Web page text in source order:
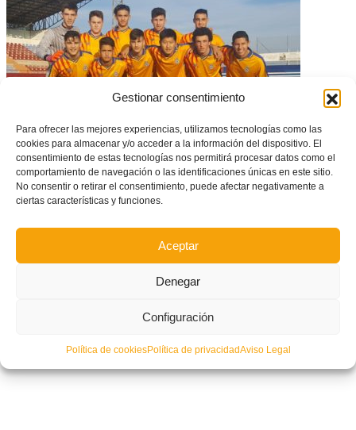
Gestionar consentimiento
Para ofrecer las mejores experiencias, utilizamos tecnologías como las
cookies para almacenar y/o acceder a la información del dispositivo. El
consentimiento de estas tecnologías nos permitirá procesar datos como el
comportamiento de navegación o las identificaciones únicas en este sitio.
No consentir o retirar el consentimiento, puede afectar negativamente a
ciertas características y funciones.
Aceptar
Denegar
Configuración
Política de cookiesPolítica de privacidadAviso Legal
Andalucía frustra el debut de Cadetes y Juveniles